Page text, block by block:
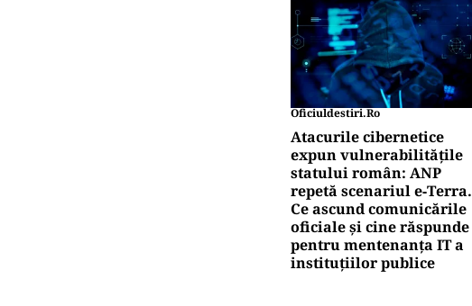
Oficiuldestiri.ro
Atacurile cibernetice
expun vulnerabilitățile
statului român: ANP
repetă scenariul e‑Terra.
Ce ascund comunicările
oficiale și cine răspunde
pentru mentenanța IT a
instituțiilor publice